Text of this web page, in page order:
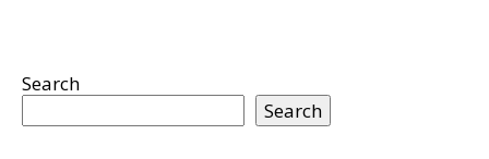
Search
Search